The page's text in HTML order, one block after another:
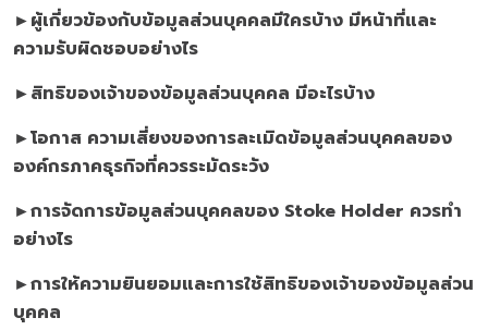
►ผู้เกี่ยวข้องกับข้อมูลส่วนบุคคลมีใครบ้าง มีหน้าที่และ
ความรับผิดชอบอย่างไร
►สิทธิของเจ้าของข้อมูลส่วนบุคคล มีอะไรบ้าง
►โอกาส ความเสี่ยงของการละเมิดข้อมูลส่วนบุคคลของ
องค์กรภาคธุรกิจที่ควรระมัดระวัง
►การจัดการข้อมูลส่วนบุคคลของ Stoke Holder ควรทำ
อย่างไร
►การให้ความยินยอมและการใช้สิทธิของเจ้าของข้อมูลส่วน
บุคคล